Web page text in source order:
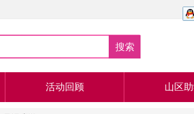
搜索
活动回顾 山区